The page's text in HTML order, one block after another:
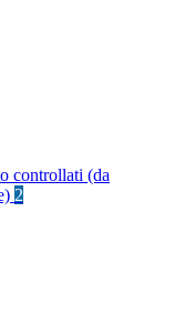
controllati (da
2